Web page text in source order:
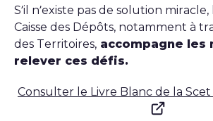
S’il n’existe pas de solution
Caisse des Dépôts, notamment à
des Territoires, accompagne les
relever ces défis.
Consulter le Livre Blanc de la